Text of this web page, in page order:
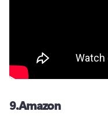
9.Amazon